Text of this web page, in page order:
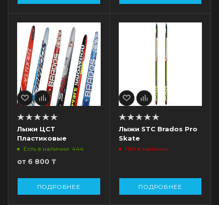
Лыжи ЦСТ
Пластиковые
Есть в наличии: 444
от 6 800 ₸
ПОДРОБНЕЕ
Лыжи STC Brados Pro
Skate
Нет в наличии
ПОДРОБНЕЕ